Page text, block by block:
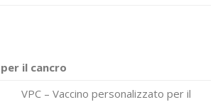
il cancro
VPC – Vaccino personalizzato per il